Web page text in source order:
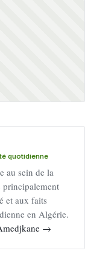
quotidienne
au sein de la
et aux faits
en Algérie.
→